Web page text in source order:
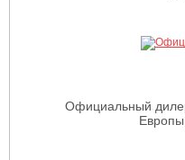
Официальный